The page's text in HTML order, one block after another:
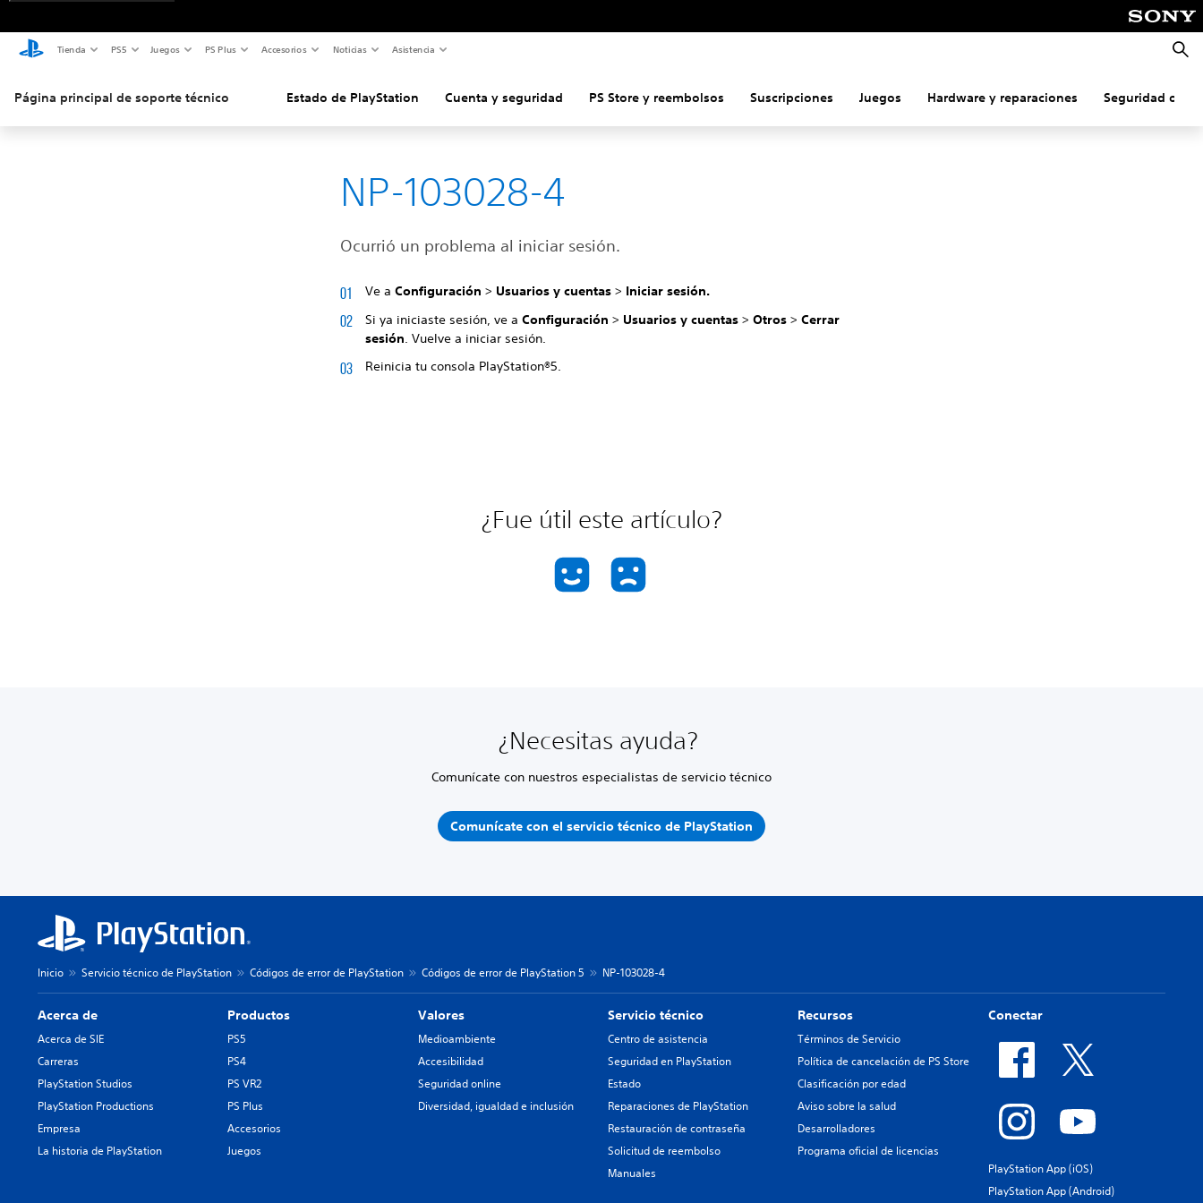
Tienda PS5 Juegos PS Plus Accesorios Noticias Asistencia
Página principal de soporte técnico Estado de PlayStation Cuenta y seguridad PS Store y reembolsos Suscripciones Juegos Hardware y reparaciones Seguridad
NP-103028-4
Ocurrió un problema al iniciar sesión.
Ve aConfiguración> Usuarios y cuentas> Iniciar sesión.
Si ya iniciaste sesión, ve aConfiguración> Usuarios y cuentas>Otros>Cerrar
sesión . Vuelve a iniciar sesión.
Reinicia tu consola PlayStation®5.
¿Fue útil este artículo?
¿Necesitas ayuda?
Comunícate con nuestros especialistas de servicio técnico
Comunícate con el servicio técnico de PlayStation
Inicio Servicio técnico de PlayStation Códigos de error de PlayStation Códigos de error de PlayStation 5 NP-103028-4
Acerca de
Acerca de SIE
Carreras
PlayStation Studios
PlayStation Productions
Empresa
La historia de PlayStation
Productos
PS5
PS4
PS VR2
PS Plus
Accesorios
Juegos
Valores
Medioambiente
Accesibilidad
Seguridad online
Diversidad, igualdad e inclusión
Servicio técnico
Centro de asistencia
Seguridad en PlayStation
Estado
Reparaciones de PlayStation
Restauración de contraseña
Solicitud de reembolso
Manuales
Recursos
Términos de Servicio
Política de cancelación de PS Store
Clasificación por edad
Aviso sobre la salud
Desarrolladores
Programa oficial de licencias
Conectar
PlayStation App (iOS)
PlayStation App (Android)